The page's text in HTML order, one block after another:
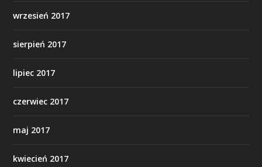
wrzesień 2017
sierpień 2017
lipiec 2017
czerwiec 2017
maj 2017
kwiecień 2017